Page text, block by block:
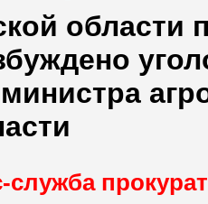
области